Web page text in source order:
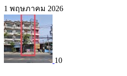
1 พฤษภาคม 2026
10